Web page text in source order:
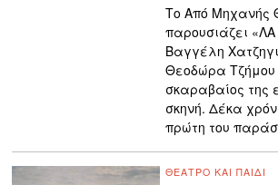
Το Από Μηχανής
παρουσιάζει
Βαγγέλη
Θεοδώρα Τζήμου
σκαραβαίος της
σκηνή. Δέκα
πρώτη του
ΘΈΑΤΡΟ ΚΑΙ ΠΑΙΔΊ